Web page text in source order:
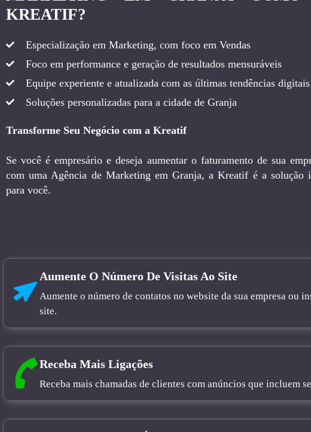
KREATIF?
Especialização em Marketing, com foco em Vendas
Foco em performance e geração de resultados mensuráveis
Equipe experiente e atualizada com as últimas tendências digitais
Soluções personalizadas para a cidade de Granja
Transforme Seu Negócio com a Kreatif
Se você é empresário e deseja aumentar o faturamento de sua
com uma Agência de Marketing em Granja, a Kreatif é a solução
para você.
Aumente O Número De Visitas Ao Site
Aumente o número de contatos no website da sua empresa ou
site.
Receba Mais Ligações
Receba mais chamadas de clientes com anúncios que incluem